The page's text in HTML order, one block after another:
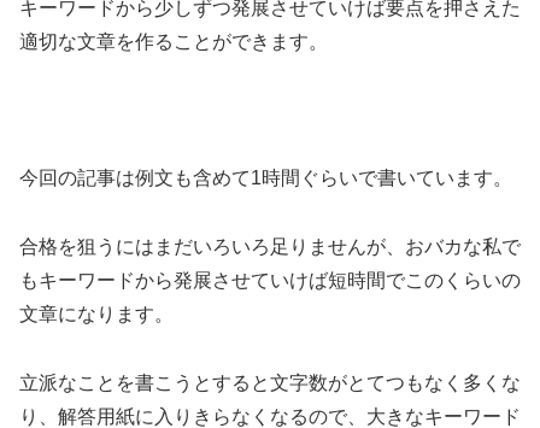
キーワードから少しずつ発展させていけば要点を押さえた
適切な文章を作ることができます。
今回の記事は例文も含めて1時間ぐらいで書いています。
合格を狙うにはまだいろいろ足りませんが、おバカな私で
もキーワードから発展させていけば短時間でこのくらいの
文章になります。
立派なことを書こうとすると文字数がとてつもなく多くな
り、解答用紙に入りきらなくなるので、大きなキーワード